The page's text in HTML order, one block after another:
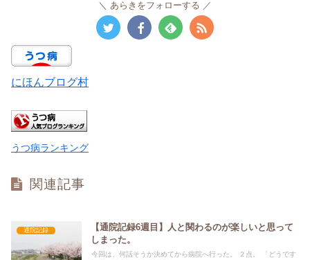
あらきをフォローする
にほんブログ村
うつ病ランキング
関連記事
通院記録
【通院記録6週目】人と関わるのが楽しいと思って
しまった。
今回は、何話そうか決めてから病院へ行った。 ２点。 「どうです